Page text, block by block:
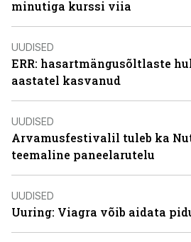
minutiga kurssi viia
UUDISED
ERR: hasartmängusõltlaste
aastatel kasvanud
UUDISED
Arvamusfestivalil tuleb ka
teemaline paneelarutelu
UUDISED
Uuring: Viagra võib aidata